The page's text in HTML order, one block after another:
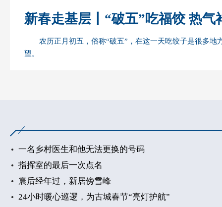
新春走基层丨“破五”吃福饺 热气
农历正月初五，俗称“破五”，在这一天吃饺子是很多
望。
一名乡村医生和他无法更换的号码
指挥室的最后一次点名
震后经年过，新居傍雪峰
24小时暖心巡逻，为古城春节“亮灯护航”